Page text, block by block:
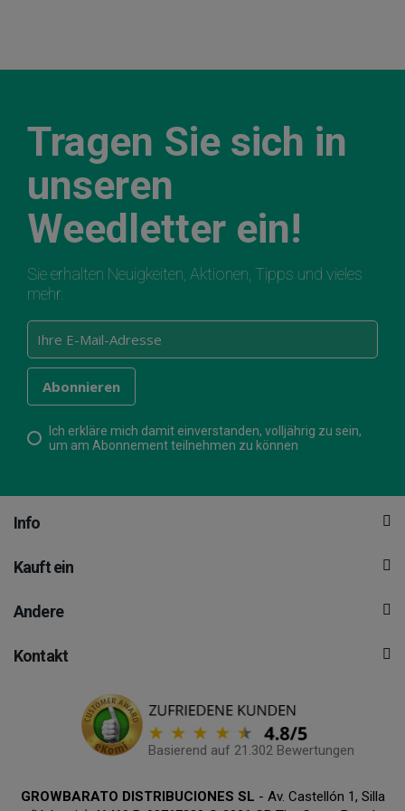
Tragen Sie sich in
unseren
Weedletter ein!
Sie erhalten Neuigkeiten, Aktionen, Tipps und vieles
mehr.
Ich erkläre mich damit einverstanden, volljährig zu sein,
um am Abonnement teilnehmen zu können
Info
Kauft ein
Andere
Kontakt
Basierend auf 21.302 Bewertungen
GROWBARATO DISTRIBUCIONES SL - Av. Castellón 1, Silla